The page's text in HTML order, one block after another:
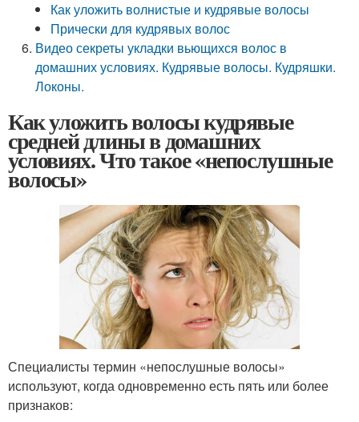
Как уложить волнистые и кудрявые волосы
Прически для кудрявых волос
Видео секреты укладки вьющихся волос в
домашних условиях. Кудрявые волосы. Кудряшки.
Локоны.
Как уложить волосы кудрявые
средней длины в домашних
условиях. Что такое «непослушные
волосы»
Специалисты термин «непослушные волосы»
используют, когда одновременно есть пять или более
признаков: